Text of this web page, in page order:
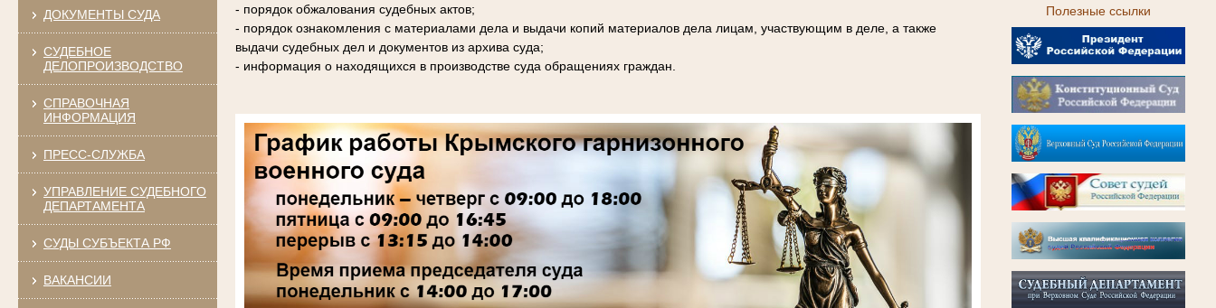
ДОКУМЕНТЫ СУДА
СУДЕБНОЕ
ДЕЛОПРОИЗВОДСТВО
СПРАВОЧНАЯ
ИНФОРМАЦИЯ
ПРЕСС-СЛУЖБА
УПРАВЛЕНИЕ СУДЕБНОГО
ДЕПАРТАМЕНТА
СУДЫ СУБЪЕКТА РФ
ВАКАНСИИ
Полезные ссылки
- порядок обжалования судебных актов;
- порядок ознакомления с материалами дела и выдачи копий материалов дела лицам, участвующим в деле, а также
выдачи судебных дел и документов из архива суда;
- информация о находящихся в производстве суда обращениях граждан.